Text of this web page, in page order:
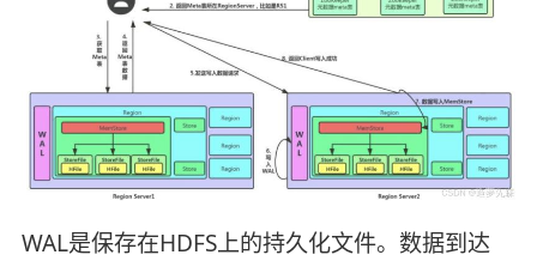
WAL是保存在HDFS上的持久化文件。数据到达